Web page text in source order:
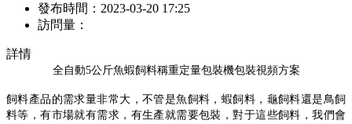
發布時間： 2023-03-20 17:25
訪問量：
詳情
全自動5公斤魚蝦飼料稱重定量包裝機包裝視頻方案
飼料產品的需求量非常大，不管是魚飼料，蝦飼料，龜飼料還是鳥飼
料等，有市場就有需求，有生產就需要包裝，對于這些飼料，我們會